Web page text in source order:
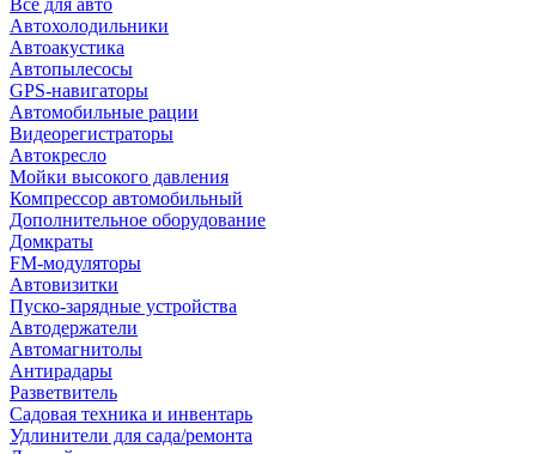
Всё для авто
Автохолодильники
Автоакустика
Автопылесосы
GPS-навигаторы
Автомобильные рации
Видеорегистраторы
Автокресло
Мойки высокого давления
Компрессор автомобильный
Дополнительное оборудование
Домкраты
FM-модуляторы
Автовизитки
Пуско-зарядные устройства
Автодержатели
Автомагнитолы
Антирадары
Разветвитель
Садовая техника и инвентарь
Удлинители для сада/ремонта